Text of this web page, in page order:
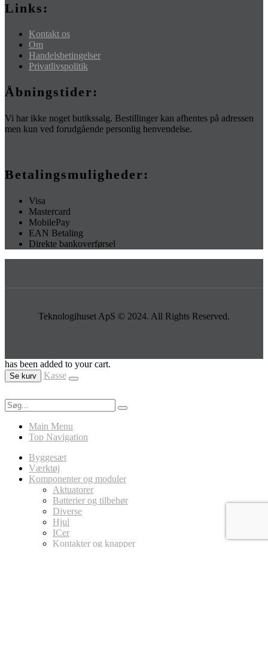
Links:
Kontakt os
Om
Handelsbetingelser
Privatlivspolitik
Åbningstider:
Vi har ikke noget butikssalg. Bestillinger kan afhentes på adressen
men kun ved forudgående personlig henvendelse.
Betalingsmuligheder:
Visa
Mastercard
MobilePay
EAN Betaling
Direkte bankoverførsel
Teknologihuset ApS © 2024. All Rights Reserved.
has been added to your cart.
Se kurv Kasse
Main Menu
Top Navigation
Byggesæt
Værktøj
Komponenter og moduler
Aktuatorer
Batterier og tilbehør
Diverse
Hjul
ICer
Kontakter og knapper